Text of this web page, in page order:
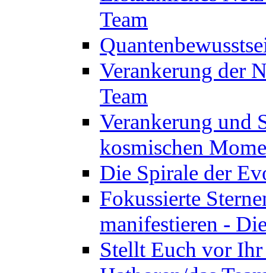
Team
Verankerung der
Team
Verankerung und
kosmischen
Die Spirale der
Fokussierte
manifestieren -
Stellt Euch vor